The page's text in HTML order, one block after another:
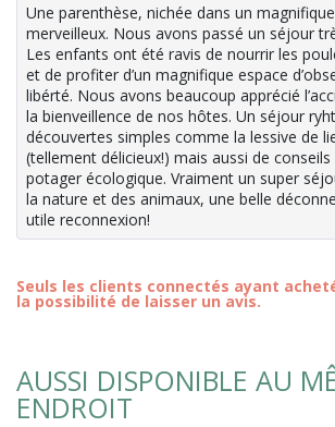
Une parenthèse, nichée dans un
merveilleux. Nous avons passé un séjour
Les enfants ont été ravis de nourrir les
et de profiter d’un magnifique espace
libérté. Nous avons beaucoup apprécié
la bienveillence de nos hôtes. Un séjour
découvertes simples comme la lessive de
(tellement délicieux!) mais aussi de
potager écologique. Vraiment un super
la nature et des animaux, une belle
utile reconnexion!
Seuls les clients connectés ayant
la possibilité de laisser un avis.
AUSSI DISPONIBLE AU
ENDROIT